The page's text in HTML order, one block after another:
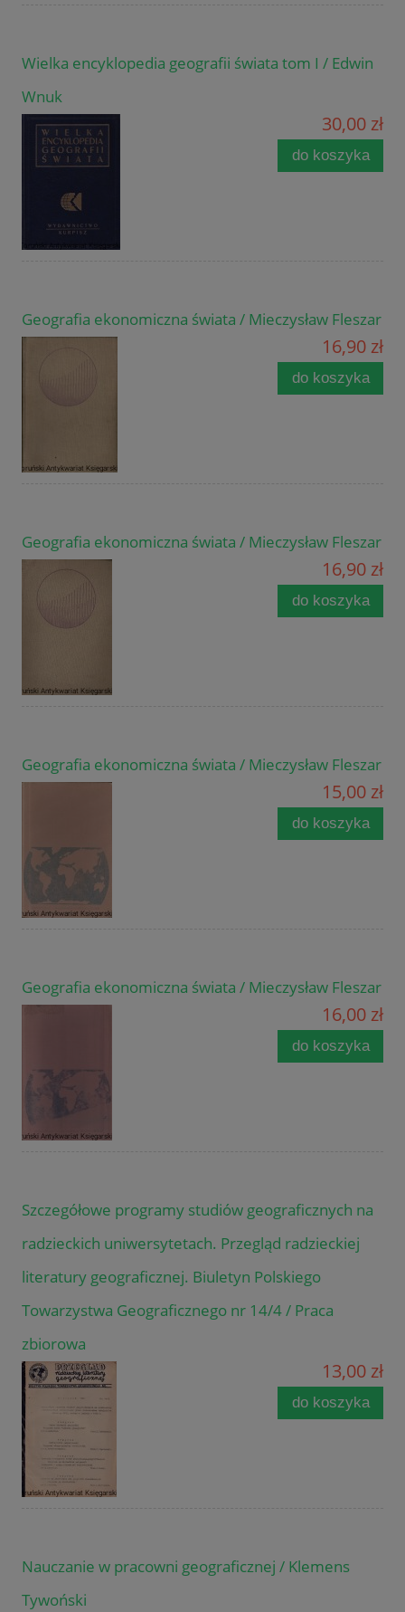
Wielka encyklopedia geografii świata tom I / Edwin
Wnuk
30,00 zł
do koszyka
Geografia ekonomiczna świata / Mieczysław Fleszar
16,90 zł
do koszyka
Geografia ekonomiczna świata / Mieczysław Fleszar
16,90 zł
do koszyka
Geografia ekonomiczna świata / Mieczysław Fleszar
15,00 zł
do koszyka
Geografia ekonomiczna świata / Mieczysław Fleszar
16,00 zł
do koszyka
Szczegółowe programy studiów geograficznych na
radzieckich uniwersytetach. Przegląd radzieckiej
literatury geograficznej. Biuletyn Polskiego
Towarzystwa Geograficznego nr 14/4 / Praca
zbiorowa
13,00 zł
do koszyka
Nauczanie w pracowni geograficznej / Klemens
Tywoński